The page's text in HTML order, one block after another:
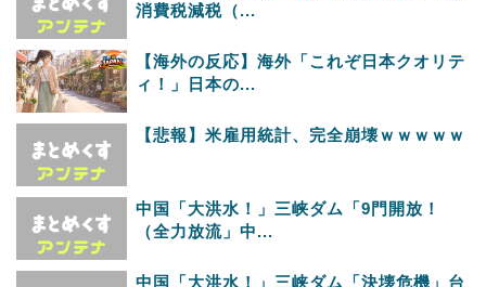
消費税減税（...
【海外の反応】海外「これぞ日本クオリテ
ィ！」日本の...
【悲報】米雇用統計、完全崩壊ｗｗｗｗｗ
中国「大洪水！」三峡ダム「9門開放！
（全力放流」中...
中国「大洪水！」三峡ダム「決壊危機」台